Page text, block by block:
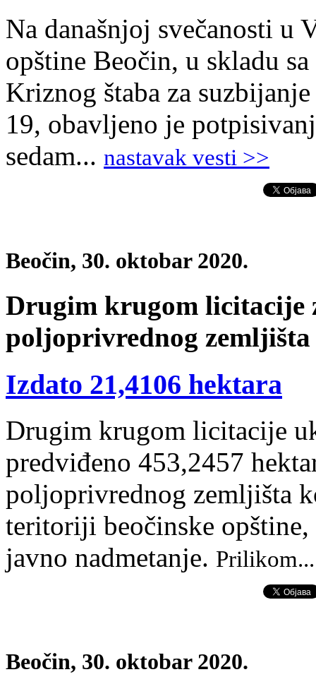
Na današnjoj svečanosti u
opštine Beočin, u skladu
Kriznog štaba za
19, obavljeno je
sedam... nastavak vesti >>
Beočin, 30. oktobar 2020.
Drugim krugom licitacije
poljoprivrednog
Izdato 21,4106 hektara
Drugim krugom licitacije
predviđeno 453,2457
poljoprivrednog zemljišta
teritoriji beočinske
javno nadmetanje.
Beočin, 30. oktobar 2020.